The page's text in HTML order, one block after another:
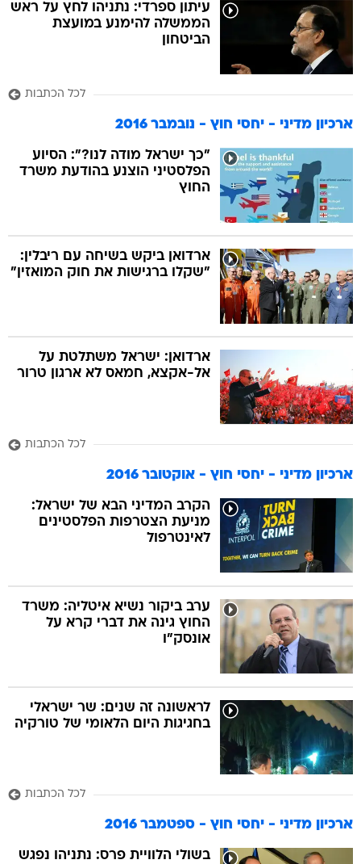
עיתון ספרדי: נתניהו לחץ על ראש
הממשלה להימנע במועצת
הביטחון
לכל הכתבות
ארכיון מדיני - יחסי חוץ - נובמבר 2016
"כך ישראל מודה לנו?": הסיוע
הפלסטיני הוצנע בהודעת משרד
החוץ
ארדואן ביקש בשיחה עם ריבלין:
"שקלו ברגישות את חוק המואזין"
ארדואן: ישראל משתלטת על
אל-אקצא, חמאס לא ארגון טרור
לכל הכתבות
ארכיון מדיני - יחסי חוץ - אוקטובר 2016
הקרב המדיני הבא של ישראל:
מניעת הצטרפות הפלסטינים
לאינטרפול
ערב ביקור נשיא איטליה: משרד
החוץ גינה את דברי קרא על
אונסק"ו
לראשונה זה שנים: שר ישראלי
בחגיגות היום הלאומי של טורקיה
לכל הכתבות
ארכיון מדיני - יחסי חוץ - ספטמבר 2016
בשולי הלוויית פרס: נתניהו נפגש